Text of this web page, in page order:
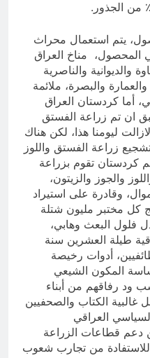
يتم استعمال محراث
مناخ العراق
والديوانية والناصرية
والبصرة، ملائمة
أما كردستان العراق
ان تم زراعة الفستق
ليومنا هذا، لكن هناك
زراعة الفستق واللوز
كردستان تقوم بزراعة
والجوز والزيتون،
وقادرة على استيراد
كل مختبر مليون شتلة
فلول البعث وهابي،
طيلة العشرين سنة
أدوات رخيصة
المكون الشيعي
ود رفاقهم من أبناء
غالبية الكتاب والصحفيين
العراقي
دعم قطاعات الزراعة
للاستفادة من تجارب شعوب